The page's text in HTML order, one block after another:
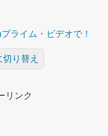
ライム・ビデオで！
り替え
リンク